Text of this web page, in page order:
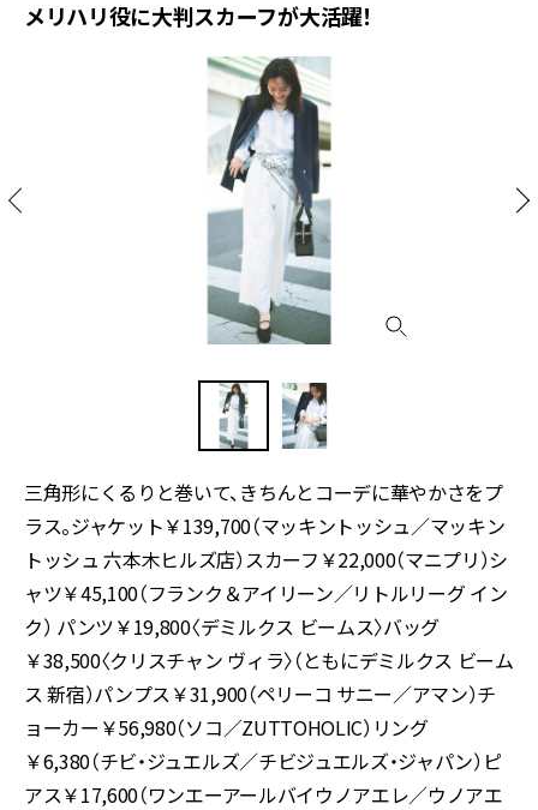
メリハリ役に大判スカーフが大活躍！
三角形にくるりと巻いて、きちんとコーデに華やかさをプ
ラス。ジャケット￥139,700（マッキントッシュ／マッキン
トッシュ 六本木ヒルズ店）スカーフ￥22,000（マニプリ）シ
ャツ￥45,100（フランク＆アイリーン／リトルリーグ イン
ク） パンツ￥19,800〈デミルクス ビームス〉バッグ
￥38,500〈クリスチャン ヴィラ〉（ともにデミルクス ビーム
ス 新宿）パンプス￥31,900（ペリーコ サニー／アマン）チ
ョーカー￥56,980（ソコ／ZUTTOHOLIC）リング
￥6,380（チビ・ジュエルズ／チビジュエルズ・ジャパン）ピ
アス￥17,600（ワンエーアールバイウノアエレ／ウノアエ